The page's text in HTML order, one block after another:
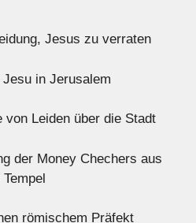
Jesus zu verraten
in Jerusalem
von Leiden über die Stadt
der Money Chechers aus
römischem Präfekt